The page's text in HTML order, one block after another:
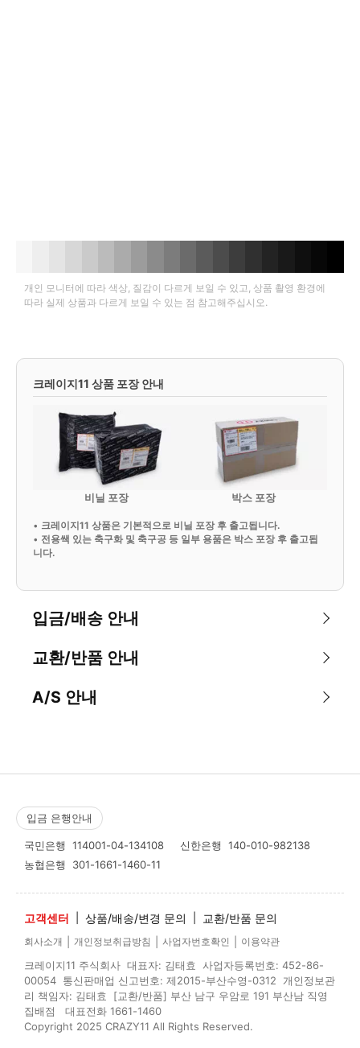
개인 모니터에 따라 색상, 질감이 다르게 보일 수 있고, 상품 촬영 환경에
따라 실제 상품과 다르게 보일 수 있는 점 참고해주십시오.
크레이지11 상품 포장 안내
비닐 포장 박스 포장
• 크레이지11 상품은 기본적으로 비닐 포장 후 출고됩니다.
• 전용쌕 있는 축구화 및 축구공 등 일부 용품은 박스 포장 후 출고됩
니다.
입금/배송 안내
교환/반품 안내
A/S 안내
입금 은행안내
국민은행 114001-04-134108 신한은행 140-010-982138
농협은행 301-1661-1460-11
고객센터 상품/배송/변경 문의 교환/반품 문의
회사소개 개인정보취급방침 사업자번호확인 이용약관
크레이지11 주식회사 대표자: 김태효 사업자등록번호: 452-86-
00054 통신판매업 신고번호: 제2015-부산수영-0312 개인정보관
리 책임자: 김태효 [교환/반품] 부산 남구 우암로 191 부산남 직영
집배점 대표전화 1661-1460
Copyright 2025 CRAZY11 All Rights Reserved.